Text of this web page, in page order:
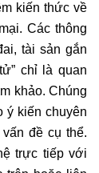
kiến thức về
Các thông
tài sản gắn
” chỉ là quan
khảo. Chúng
ý kiến chuyên
đề cụ thể.
trực tiếp với